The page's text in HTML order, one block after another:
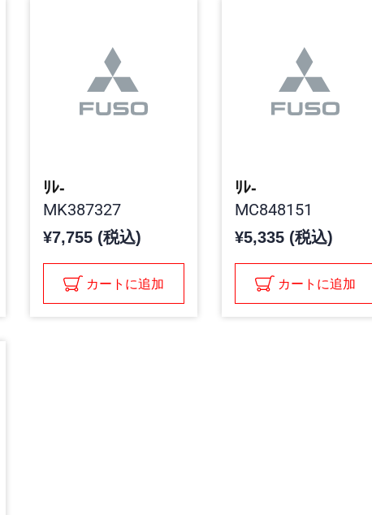
ﾘﾚ-
MK387327
¥7,755 (税込)
カートに追加
ﾘﾚ-
MC848151
¥5,335 (税込)
カートに追加